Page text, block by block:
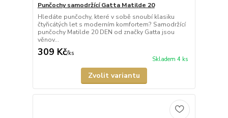
Punčochy samodržící Gatta Matilde 20
Hledáte punčochy, které v sobě snoubí klasiku
čtyřicátých let s moderním komfortem? Samodržící
punčochy Matilde 20 DEN od značky Gatta jsou
věnov...
309 Kč/ks
Skladem 4 ks
Zvolit variantu